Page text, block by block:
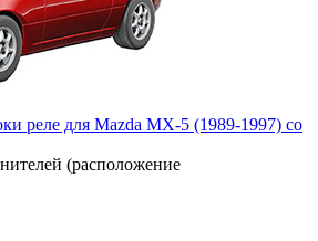
реле для Mazda MX-5 (1989-1997) со
(расположение